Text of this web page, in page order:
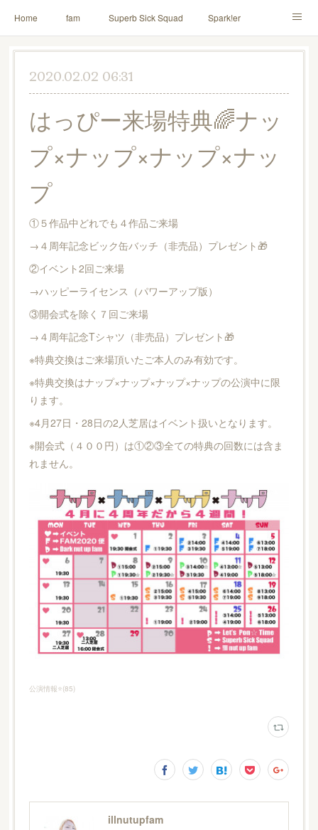
Home fam Superb Sick Squad Spark!er
M!X ♪ll nut up fam contact 「depenDANCE」
PINK THUNDER AILE! シャウト！
イルナップ強化週間 「バカサワギ-High-」「ハッピ⇒ギャルマインド」
2020.02.02 06:31
はっぴー来場特典🌈ナッ
プ×ナップ×ナップ×ナッ
プ
①５作品中どれでも４作品ご来場
→４周年記念ビック缶バッチ（非売品）プレゼント🎁
②イベント2回ご来場
→ハッピーライセンス（パワーアップ版）
③開会式を除く７回ご来場
→４周年記念Tシャツ（非売品）プレゼント🎁
※特典交換はご来場頂いたご本人のみ有効です。
※特典交換はナップ×ナップ×ナップ×ナップの公演中に限
ります。
※4月27日・28日の2人芝居はイベント扱いとなります。
※開会式（４００円）は①②③全ての特典の回数には含ま
れません。
公演情報⭐️(85)
illnutupfam